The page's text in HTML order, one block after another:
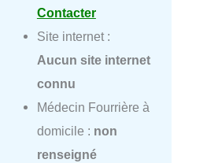
Contacter
Site internet :
Aucun site internet
connu
Médecin Fourrière à
domicile : non
renseigné